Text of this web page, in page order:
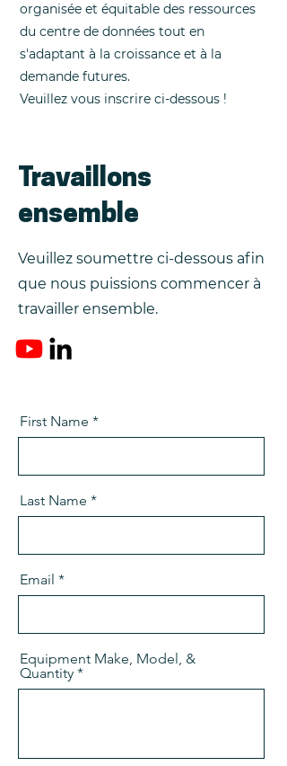
organisée et équitable des ressources
du centre de données tout en
s'adaptant à la croissance et à la
demande futures.
Veuillez vous inscrire ci-dessous !
Travaillons
ensemble
Veuillez soumettre ci-dessous afin
que nous puissions commencer à
travailler ensemble.
First Name
Last Name
Email
Equipment Make, Model, &
Quantity